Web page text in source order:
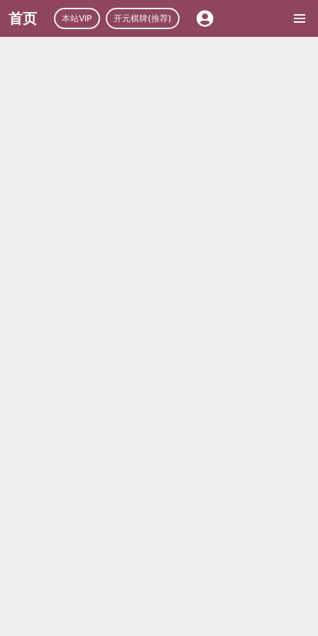
首页 本站VIP 开元棋牌(推荐)